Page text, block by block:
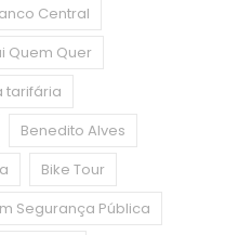
Central
Quem Quer
tarifária
Benedito Alves
Bike Tour
Segurança Pública